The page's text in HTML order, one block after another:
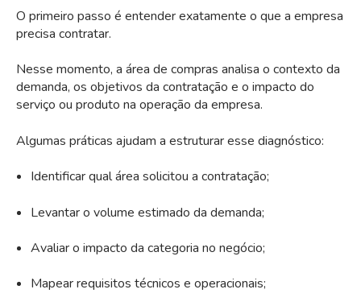
O primeiro passo é entender exatamente o que a empresa
precisa contratar.
Nesse momento, a área de compras analisa o contexto da
demanda, os objetivos da contratação e o impacto do
serviço ou produto na operação da empresa.
Algumas práticas ajudam a estruturar esse diagnóstico:
Identificar qual área solicitou a contratação;
Levantar o volume estimado da demanda;
Avaliar o impacto da categoria no negócio;
Mapear requisitos técnicos e operacionais;